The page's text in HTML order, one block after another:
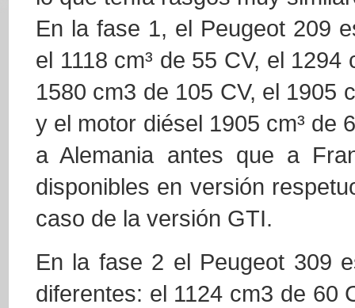
En la fase 1, el Peugeot 209
el 1118 cm³ de 55 CV, el 1294
1580 cm3 de 105 CV, el 1905
y el motor diésel 1905 cm³ de
a Alemania antes que a
disponibles en versión
caso de la versión GTI.
En la fase 2 el Peugeot 309
diferentes: el 1124 cm3 de 60